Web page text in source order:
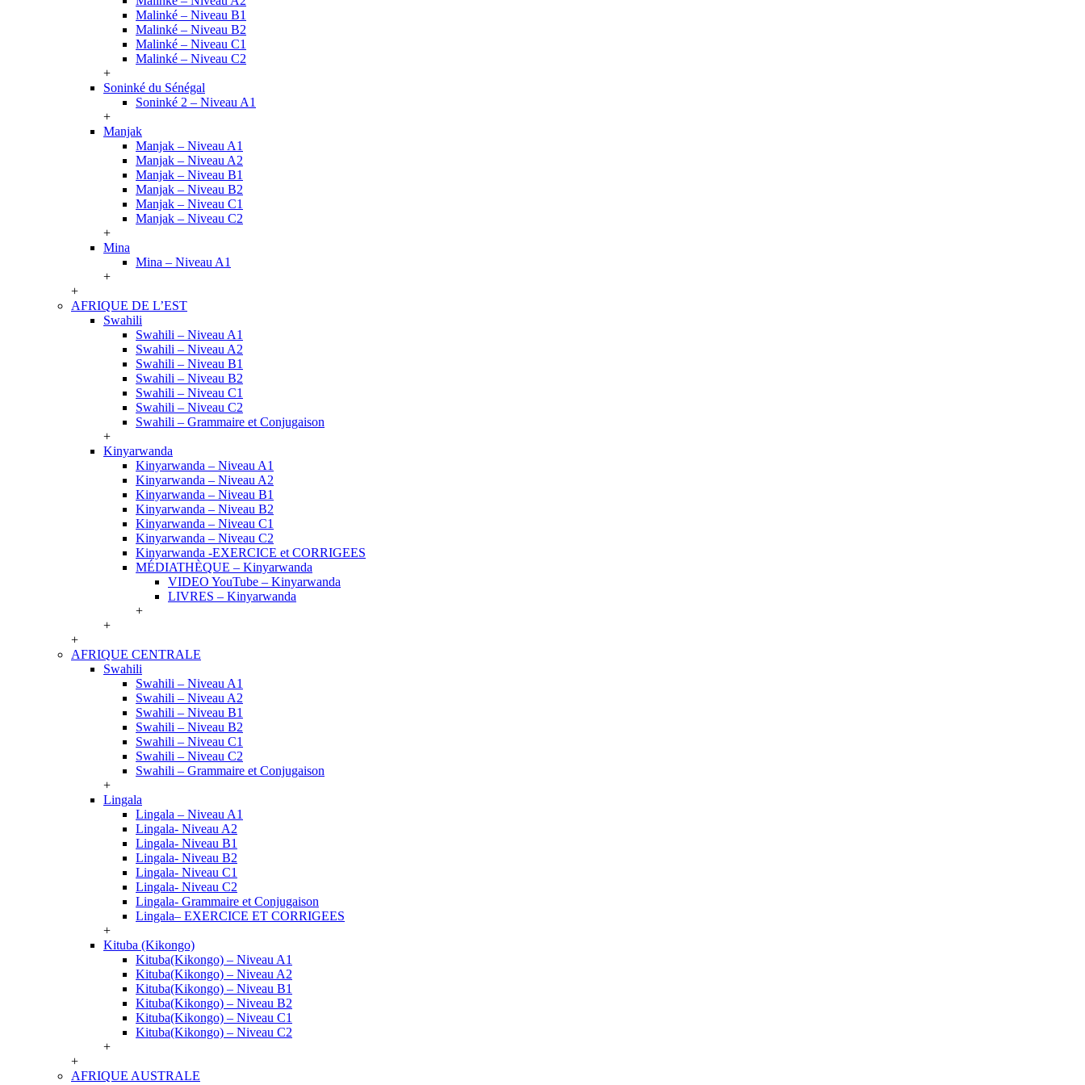
Malinké – Niveau B1
Malinké – Niveau B2
Malinké – Niveau C1
Malinké – Niveau C2
+
Soninké du Sénégal
Soninké 2 – Niveau A1
+
Manjak
Manjak – Niveau A1
Manjak – Niveau A2
Manjak – Niveau B1
Manjak – Niveau B2
Manjak – Niveau C1
Manjak – Niveau C2
+
Mina
Mina – Niveau A1
+
+
AFRIQUE DE L’EST
Swahili
Swahili – Niveau A1
Swahili – Niveau A2
Swahili – Niveau B1
Swahili – Niveau B2
Swahili – Niveau C1
Swahili – Niveau C2
Swahili – Grammaire et Conjugaison
+
Kinyarwanda
Kinyarwanda – Niveau A1
Kinyarwanda – Niveau A2
Kinyarwanda – Niveau B1
Kinyarwanda – Niveau B2
Kinyarwanda – Niveau C1
Kinyarwanda – Niveau C2
Kinyarwanda -EXERCICE et CORRIGEES
MÉDIATHÈQUE – Kinyarwanda
VIDEO YouTube – Kinyarwanda
LIVRES – Kinyarwanda
+
+
+
AFRIQUE CENTRALE
Swahili
Swahili – Niveau A1
Swahili – Niveau A2
Swahili – Niveau B1
Swahili – Niveau B2
Swahili – Niveau C1
Swahili – Niveau C2
Swahili – Grammaire et Conjugaison
+
Lingala
Lingala – Niveau A1
Lingala- Niveau A2
Lingala- Niveau B1
Lingala- Niveau B2
Lingala- Niveau C1
Lingala- Niveau C2
Lingala- Grammaire et Conjugaison
Lingala– EXERCICE ET CORRIGEES
+
Kituba (Kikongo)
Kituba(Kikongo) – Niveau A1
Kituba(Kikongo) – Niveau A2
Kituba(Kikongo) – Niveau B1
Kituba(Kikongo) – Niveau B2
Kituba(Kikongo) – Niveau C1
Kituba(Kikongo) – Niveau C2
+
+
AFRIQUE AUSTRALE